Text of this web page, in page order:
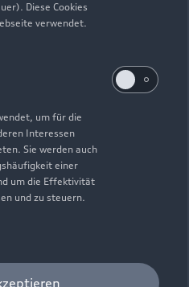
Diese Cookies
verwendet.
um für die
Interessen
Sie werden auch
einer
um die Effektivität
und zu steuern.
vorbehalten